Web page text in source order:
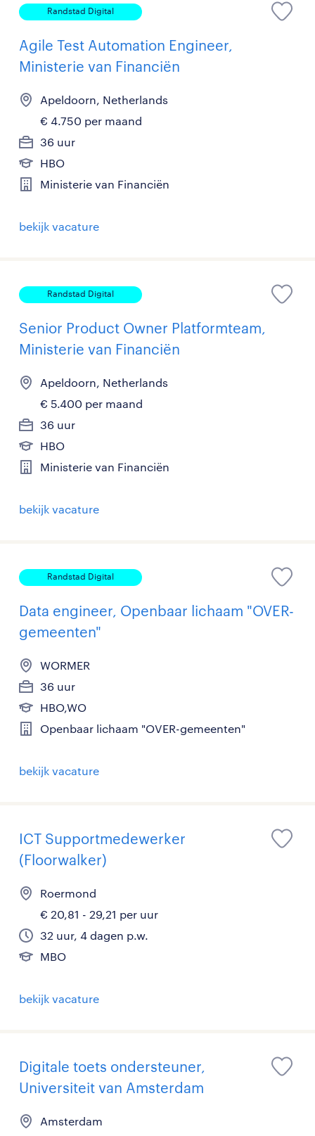
Randstad Digital
Agile Test Automation Engineer,
Ministerie van Financiën
Apeldoorn, Netherlands
€ 4.750 per maand
36 uur
HBO
Ministerie van Financiën
bekijk vacature
Randstad Digital
Senior Product Owner Platformteam,
Ministerie van Financiën
Apeldoorn, Netherlands
€ 5.400 per maand
36 uur
HBO
Ministerie van Financiën
bekijk vacature
Randstad Digital
Data engineer, Openbaar lichaam "OVER-
gemeenten"
WORMER
36 uur
HBO,WO
Openbaar lichaam "OVER-gemeenten"
bekijk vacature
ICT Supportmedewerker
(Floorwalker)
Roermond
€ 20,81 - 29,21 per uur
32 uur, 4 dagen p.w.
MBO
bekijk vacature
Digitale toets ondersteuner,
Universiteit van Amsterdam
Amsterdam